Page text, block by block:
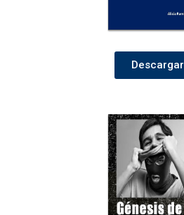
Descargar